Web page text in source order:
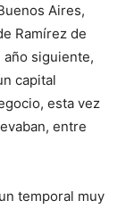
Aires,
Ramírez de
año siguiente,
capital
esta vez
entre
temporal muy